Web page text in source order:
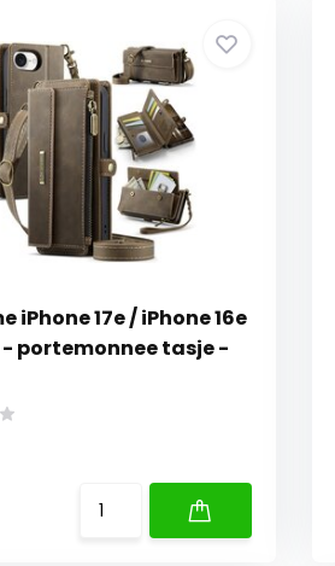
iPhone 17e / iPhone 16e
- portemonnee tasje -